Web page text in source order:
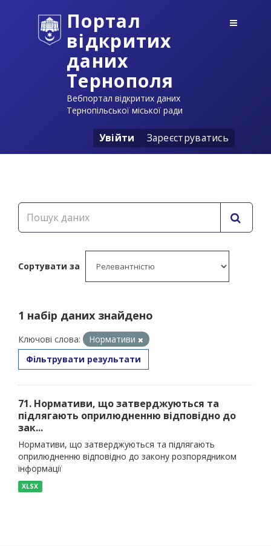
Портал
відкритих
даних
Тернополя
Вебпортал відкритих даних
Тернопільської міської ради
Увійти Зареєструватись
Сортувати за
1 набір даних знайдено
Ключові слова:
Нормативи
Фільтрувати результати
71. Нормативи, що затверджуються та
підлягають оприлюдненню відповідно до
зак...
Нормативи, що затверджуються та підлягають
оприлюдненню відповідно до закону розпорядником
інформації
XLSX